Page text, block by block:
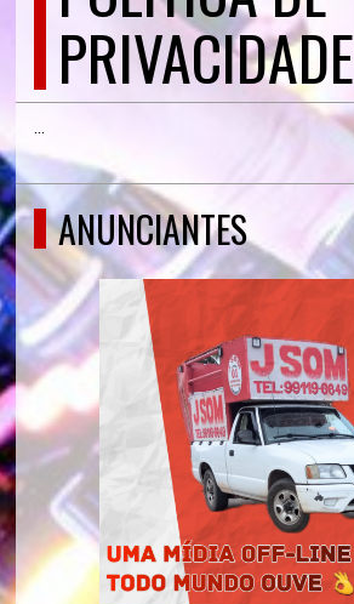
PRIVACIDADE
...
ANUNCIANTES